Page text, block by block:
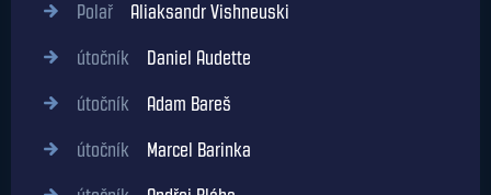
Polař Aliaksandr Vishneuski
útočník Daniel Audette
útočník Adam Bareš
útočník Marcel Barinka